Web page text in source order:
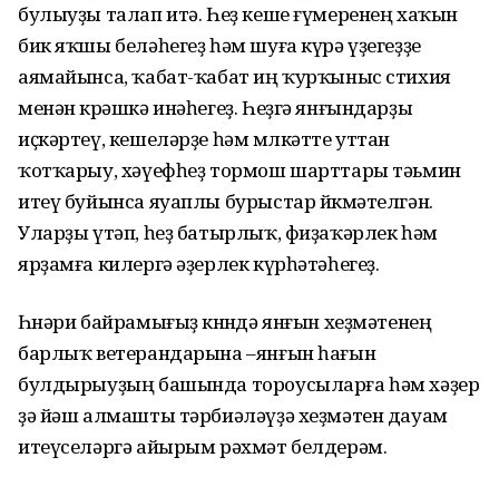
булыуҙы талап итә. Һеҙ кеше ғүмеренең хаҡын
бик яҡшы беләһегеҙ һәм шуға күрә үҙегеҙҙе
аямайынса, ҡабат-ҡабат иң ҡурҡыныс стихия
менән көрәшкә инәһегеҙ. Һеҙгә янғындарҙы
иҫкәртеү, кешеләрҙе һәм мөлкәтте уттан
ҡотҡарыу, хәүефһеҙ тормош шарттары тәьмин
итеү буйынса яуаплы бурыстар йөкмәтелгән.
Уларҙы үтәп, һеҙ батырлыҡ, фиҙаҡәрлек һәм
ярҙамға килергә әҙерлек күрһәтәһегеҙ.
Һөнәри байрамығыҙ көнөндә янғын хеҙмәтенең
барлыҡ ветерандарына –янғын һағын
булдырыуҙың башында тороусыларға һәм хәҙер
ҙә йәш алмашты тәрбиәләүҙә хеҙмәтен дауам
итеүселәргә айырым рәхмәт белдерәм.